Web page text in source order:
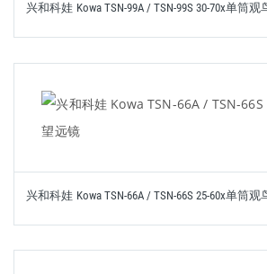
兴和科娃 Kowa TSN-99A / TSN-99S 30-70x单筒
兴和科娃 Kowa TSN-66A / TSN-66S 25-60x单筒